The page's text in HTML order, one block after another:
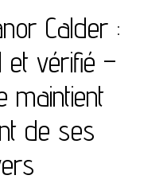
Calder :
et vérifié –
maintient
de ses